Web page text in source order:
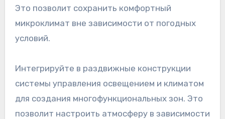
Это позволит сохранить комфортный
микроклимат вне зависимости от погодных
условий.
Интегрируйте в раздвижные конструкции
системы управления освещением и климатом
для создания многофункциональных зон. Это
позволит настроить атмосферу в зависимости